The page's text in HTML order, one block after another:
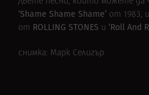
‘Shame Shame Shame’ от 1983,
от ROLLING STONES и ‘Roll And
снимка: Марк Селигър